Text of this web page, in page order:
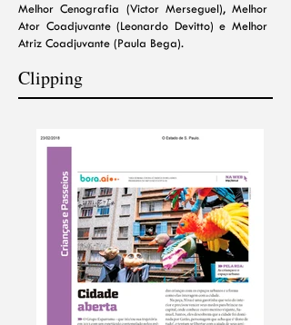
Melhor Cenografia (Victor Merseguel), Melhor
Ator Coadjuvante (Leonardo Devitto) e Melhor
Atriz Coadjuvante (Paula Bega).
Clipping